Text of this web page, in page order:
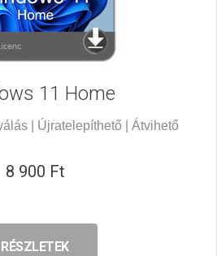
11 Home
| Újratelepíthető | Átvihető
8 900 Ft
RÉSZLETEK